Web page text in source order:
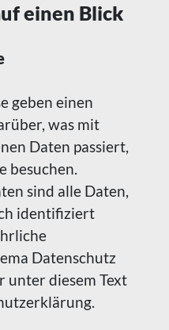
einen Blick
geben einen
was mit
Daten passiert,
besuchen.
sind alle Daten,
identifiziert
Datenschutz
unter diesem Text